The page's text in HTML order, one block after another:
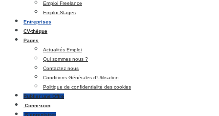
Emploi Freelance
Emploi Stages
Entreprises
CV-thèque
Pages
Actualités Emploi
Qui sommes nous ?
Contactez nous
Conditions Générales d’Utilisation
Politique de confidentialité des cookies
Publier une Offre
Connexion
S’enregistrer